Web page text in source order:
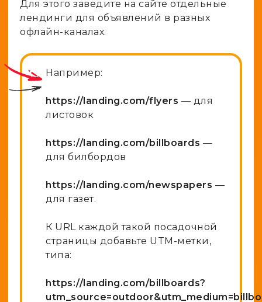
Для этого заведите на сайте отдельные
лендинги для объявлений в разных
офлайн-каналах.
Например:
https://landing.com/flyers — для
листовок
https://landing.com/billboards —
для билбордов
https://landing.com/newspapers —
для газет.
К URL каждой такой посадочной
страницы добавьте UTM-метки,
типа:
https://landing.com/billboards?